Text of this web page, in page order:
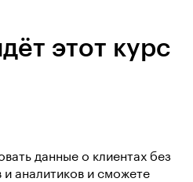
этот курс
данные о клиентах без
аналитиков и сможете